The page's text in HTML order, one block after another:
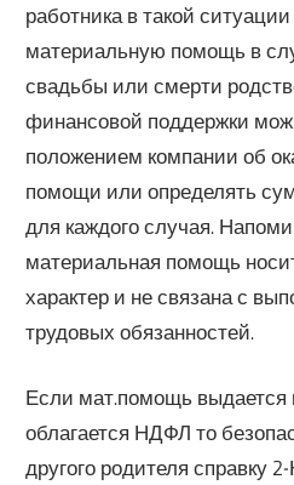
работника в такой
материальную помощь в
свадьбы или смерти
финансовой поддержки
положением компании об
помощи или определять
для каждого случая.
материальная помощь
характер и не связана с
трудовых обязанностей.
Если мат.помощь выдается
облагается НДФЛ то
другого родителя справку